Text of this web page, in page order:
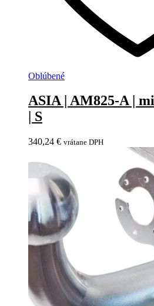
Oblúbené
ASIA | AM825-A |
| S
340,24 € vrátane DPH